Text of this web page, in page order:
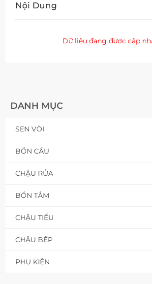
DANH MỤC
SEN VÒI
BỒN CẦU
CHẬU RỬA
BỒN TẮM
CHẬU TIỂU
CHẬU BẾP
PHỤ KIỆN
Nội Dung
Dữ liệu đang được cập